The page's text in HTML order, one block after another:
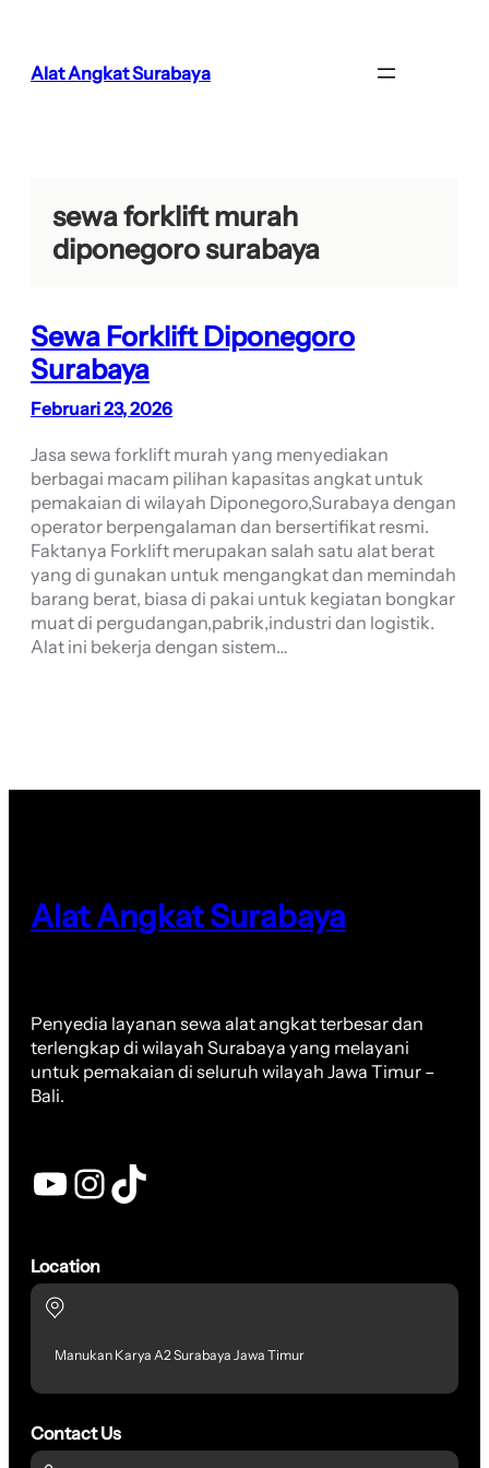
konten
Alat Angkat Surabaya
sewa forklift murah
diponegoro surabaya
Sewa Forklift Diponegoro
Surabaya
Februari 23, 2026
Jasa sewa forklift murah yang menyediakan
berbagai macam pilihan kapasitas angkat untuk
pemakaian di wilayah Diponegoro,Surabaya dengan
operator berpengalaman dan bersertifikat resmi.
Faktanya Forklift merupakan salah satu alat berat
yang di gunakan untuk mengangkat dan memindah
barang berat, biasa di pakai untuk kegiatan bongkar
muat di pergudangan,pabrik,industri dan logistik.
Alat ini bekerja dengan sistem…
Alat Angkat Surabaya
Penyedia layanan sewa alat angkat terbesar dan
terlengkap di wilayah Surabaya yang melayani
untuk pemakaian di seluruh wilayah Jawa Timur –
Bali.
YouTube InstagramTikTok
Location
Manukan Karya A2 Surabaya Jawa Timur
Contact Us